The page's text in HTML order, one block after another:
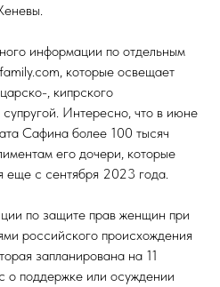
информации по отдельным
которые освещает
, кипрского
Интересно, что в июне
Сафина более 100 тысяч
его дочери, которые
еще с сентября 2023 года.
по защите прав женщин при
российского происхождения
запланирована на 11
о поддержке или осуждении